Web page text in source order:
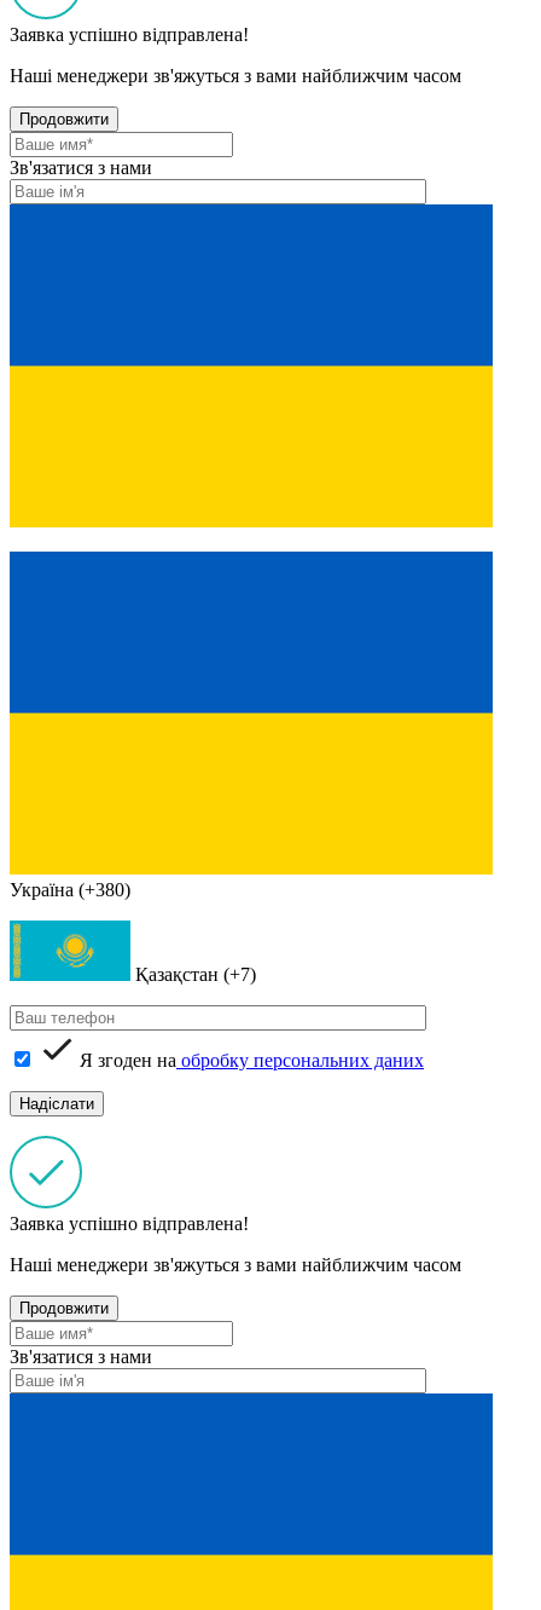
Заявка успішно відправлена!
Наші менеджери зв'яжуться з вами найближчим часом
Продовжити
Зв'язатися з нами
Україна (+380)
Қазақстан (+7)
Я згоден на обробку персональних даних
Заявка успішно відправлена!
Наші менеджери зв'яжуться з вами найближчим часом
Продовжити
Зв'язатися з нами